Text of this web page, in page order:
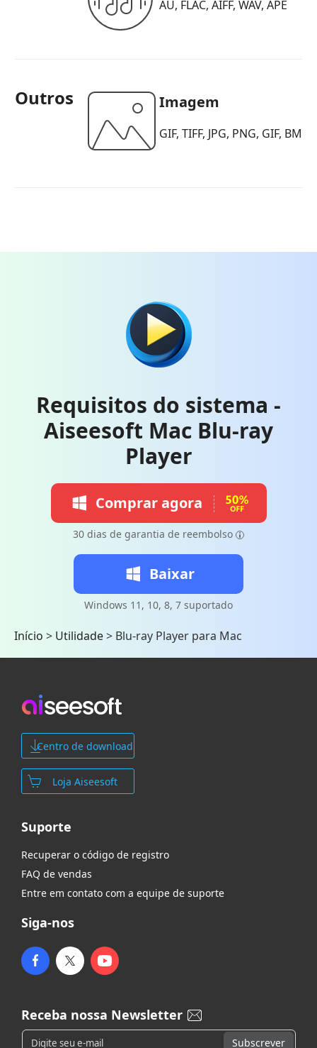
AU, FLAC, AIFF, WAV, APE
Outros Imagem
GIF, TIFF, JPG, PNG, GIF,
Requisitos do sistema -
Aiseesoft Mac Blu-ray
Player
Comprar agora
30 dias de garantia de reembolso
Baixar
Windows 11, 10, 8, 7 suportado
Início > Utilidade> Blu-ray Player para Mac
Centro de download
Loja Aiseesoft
Suporte
Recuperar o código de registro
FAQ de vendas
Entre em contato com a equipe de suporte
Siga-nos
Receba nossa Newsletter